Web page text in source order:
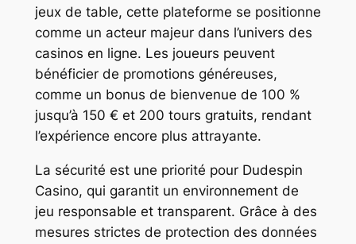
jeux de table, cette plateforme se positionne
comme un acteur majeur dans l’univers des
casinos en ligne. Les joueurs peuvent
bénéficier de promotions généreuses,
comme un bonus de bienvenue de 100 %
jusqu’à 150 € et 200 tours gratuits, rendant
l’expérience encore plus attrayante.
La sécurité est une priorité pour Dudespin
Casino, qui garantit un environnement de
jeu responsable et transparent. Grâce à des
mesures strictes de protection des données